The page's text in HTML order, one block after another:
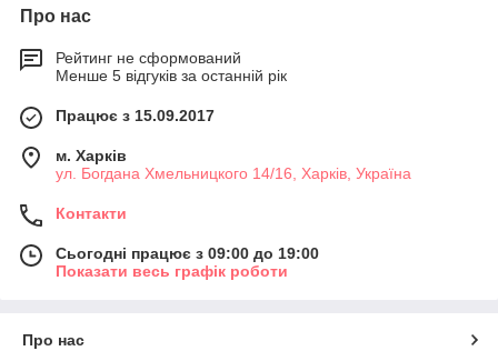
Про нас
Рейтинг не сформований
Менше 5 відгуків за останній рік
Працює з 15.09.2017
м. Харків
ул. Богдана Хмельницкого 14/16, Харків, Україна
Контакти
Сьогодні працює з 09:00 до 19:00
Показати весь графік роботи
Про нас